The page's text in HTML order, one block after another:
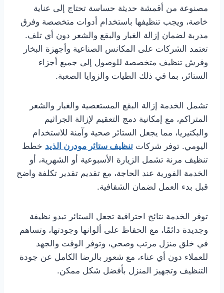
مصنوعة من أقمشة حديثة حساسة تحتاج إلى عناية
خاصة، ويجب تنظيفها باستخدام أدوات متخصصة وفرق
مدربة لضمان إزالة الغبار والبقع والشعر دون أي تلف.
تعتمد الشركات على المكانس الصناعية وأجهزة البخار
وفرش تنظيف متخصصة للوصول إلى جميع أجزاء
الستائر، بما في ذلك الطيات والزوايا الصعبة.
تشمل الخدمة إزالة البقع المستعصية والغبار والشعر
المتراكم، مع إمكانية دمج التعقيم لإزالة الجراثيم
والبكتيريا، مما يجعل الستائر صحية وآمنة للاستخدام
اليومي. توفر شركات تنظيف ستائر مودرن الذيد خطط
تنظيف مرنة تشمل الزيارة الأسبوعية أو الشهرية، أو
الخدمة الفورية عند الحاجة، مع تقديم تقدير تكلفة واضح
قبل بدء العمل لضمان الشفافية.
توفر الخدمة نتائج احترافية تجعل الستائر تبدو نظيفة
وجديدة دائمًا، مع الحفاظ على ألوانها وجودتها، وتساهم
في خلق منزل مرتب وصحي، وتوفر الوقت والجهد
للعملاء دون أي عناء، مع شعور بالرضا الكامل عن جودة
التنظيف وتجهيز المنزل بأفضل شكل ممكن.